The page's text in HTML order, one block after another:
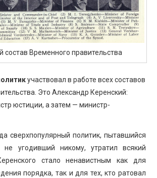
состав Временного правительства
участвовал в работе всех составов
Это Александр Керенский:
юстиции, а затем — министр-
сверхпопулярный политик, пытавшийся
угодивший никому, утратил всякий
стало ненавистным как для
порядка, так и для тех, кто ратовал